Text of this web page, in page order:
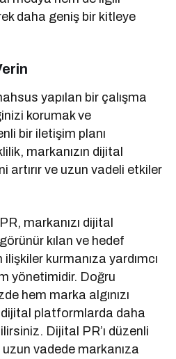
daha geniş bir kitleye
yapılan bir çalışma
korumak ve
bir iletişim planı
markanızın dijital
artırır ve uzun vadeli etkiler
markanızı dijital
kılan ve hedef
kurmanıza yardımcı
yönetimidir. Doğru
hem marka algınızı
platformlarda daha
Dijital PR’ı düzenli
vadede markanıza